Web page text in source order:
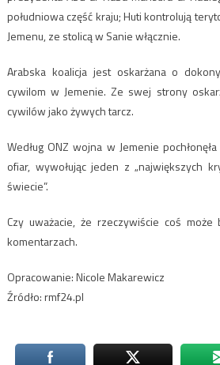
południowa część kraju; Huti kontrolują
Jemenu, ze stolicą w Sanie włącznie.
Arabska koalicja jest oskarżana o
cywilom w Jemenie. Ze swej strony
cywilów jako żywych tarcz.
Według ONZ wojna w Jemenie
ofiar, wywołując jeden z „największych
świecie”.
Czy uważacie, że rzeczywiście coś
komentarzach.
Opracowanie:Nicole Makarewicz
Źródło: rmf24.pl